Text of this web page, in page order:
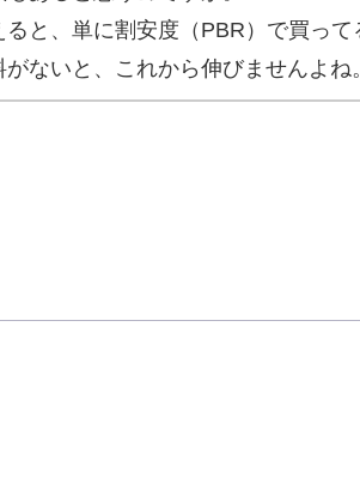
ると、単に割安度（PBR）で買っ
ないと、これから伸びませんよね。